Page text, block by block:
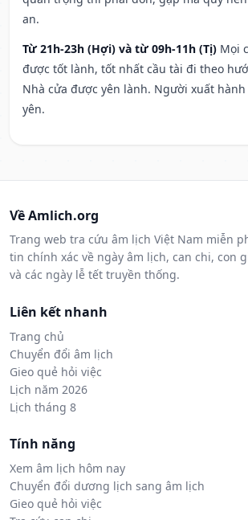
an.
Từ 21h-23h (Hợi) và từ 09h-11h (Tị) Mọi
được tốt lành, tốt nhất cầu tài đi theo
Nhà cửa được yên lành. Người xuất
yên.
Về Amlich.org
Trang web tra cứu âm lịch Việt Nam miễn
tin chính xác về ngày âm lịch, can chi, con
và các ngày lễ tết truyền thống.
Liên kết nhanh
Trang chủ
Chuyển đổi âm lịch
Gieo quẻ hỏi việc
Lịch năm 2026
Lịch tháng 8
Tính năng
Xem âm lịch hôm nay
Chuyển đổi dương lịch sang âm lịch
Gieo quẻ hỏi việc